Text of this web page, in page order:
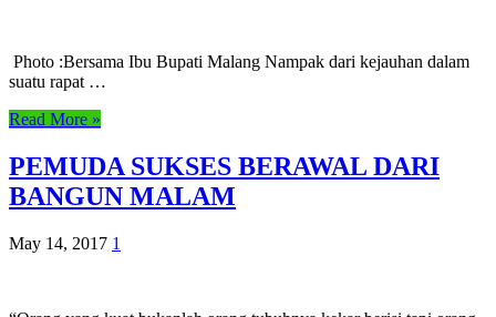
Photo :Bersama Ibu Bupati Malang Nampak dari kejauhan dalam
suatu rapat …
Read More »
PEMUDA SUKSES BERAWAL DARI
BANGUN MALAM
May 14, 2017 1